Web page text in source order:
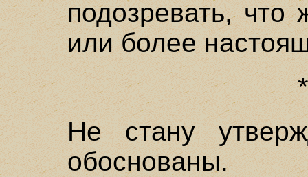
подозревать,
или более
Не стану
обоснованы.